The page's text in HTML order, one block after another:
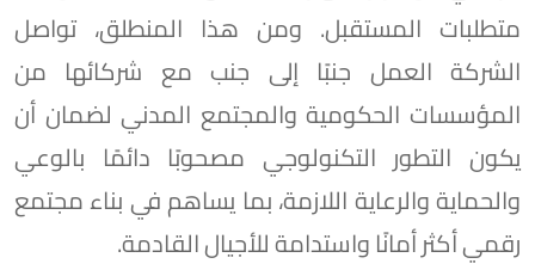
متطلبات المستقبل. ومن هذا المنطلق، تواصل
الشركة العمل جنبًا إلى جنب مع شركائها من
المؤسسات الحكومية والمجتمع المدني لضمان أن
يكون التطور التكنولوجي مصحوبًا دائمًا بالوعي
والحماية والرعاية اللازمة، بما يساهم في بناء مجتمع
رقمي أكثر أمانًا واستدامة للأجيال القادمة.